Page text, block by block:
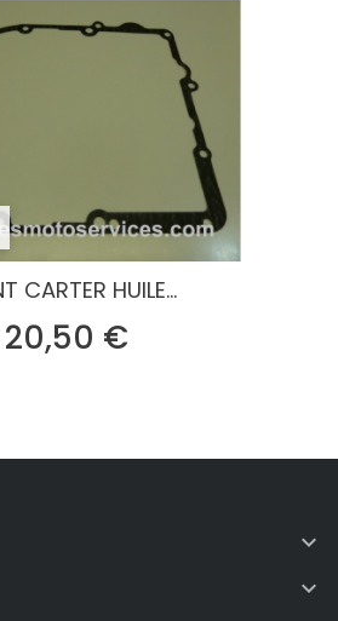
CARTER HUILE...
20,50 €

